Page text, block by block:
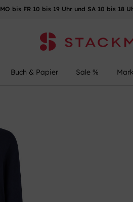
MO bis FR 10 bis 19 Uhr und SA 10 bis 18
Buch & Papier Sale %